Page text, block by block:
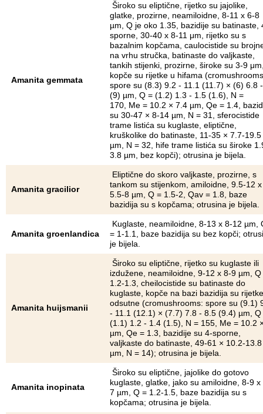
Amanita gemmata
Široko su eliptične, rijetko su jajolike,
glatke, prozirne, neamiloidne, 8-11 x 6-8
µm, Q je oko 1.35, bazidije su batinaste,
sporne, 30-40 x 8-11 μm, rijetko su s
bazalnim kopčama, caulocistide su
na vrhu stručka, batinaste do valjkaste,
tankih stijenki, prozirne, široke su 3-9
kopče su rijetke u hifama
spore su (8.3) 9.2 - 11.1 (11.7) × (6) 6.8
(9) µm, Q = (1.2) 1.3 - 1.5 (1.6), N =
170, Me = 10.2 × 7.4 µm, Qe = 1.4,
su 30-47 × 8-14 µm, N = 31, sferocistide
trame listića su kuglaste, eliptične,
kruškolike do batinaste, 11-35 × 7.7-19.5
µm, N = 32, hife trame listića su široke
3.8 µm, bez kopči); otrusina je bijela.
Amanita gracilior
Eliptične do skoro valjkaste, prozirne, s
tankom su stijenkom, amiloidne, 9.5-12 x
5.5-8 µm, Q = 1.5-2, Qav = 1.8, baze
bazidija su s kopčama; otrusina je bijela.
Amanita groenlandica
Kuglaste, neamiloidne, 8-13 x 8-12 µm,
= 1-1.1, baze bazidija su bez kopči;
je bijela.
Amanita huijsmanii
Široko su eliptične, rijetko su kuglaste ili
izdužene, neamiloidne, 9-12 x 8-9 µm, Q
1.2-1.3, cheilocistide su batinaste do
kuglaste, kopče na bazi bazidija su
odsutne (cromushrooms: spore su (9.1)
- 11.1 (12.1) × (7.7) 7.8 - 8.5 (9.4) µm, Q
(1.1) 1.2 - 1.4 (1.5), N = 155, Me = 10.2
µm, Qe = 1.3, bazidije su 4-sporne,
valjkaste do batinaste, 49-61 × 10.2-13.8
µm, N = 14); otrusina je bijela.
Amanita inopinata
Široko su eliptične, jajolike do gotovo
kuglaste, glatke, jako su amiloidne, 8-9 x
7 µm, Q = 1.2-1.5, baze bazidija su s
kopčama; otrusina je bijela.